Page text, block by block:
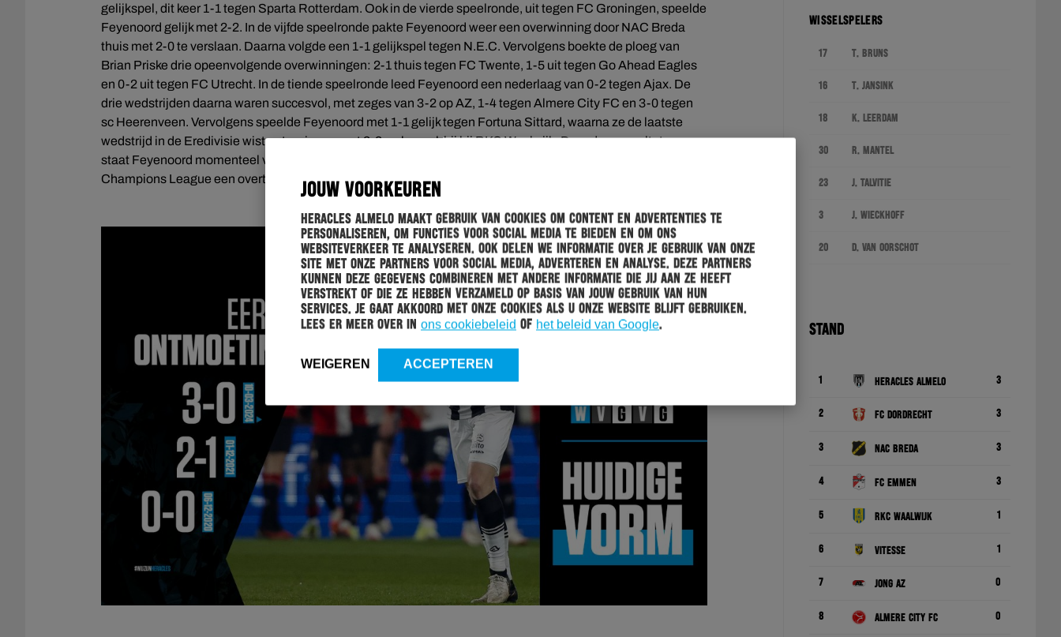
JOUW VOORKEUREN
Heracles Almelo maakt gebruik van cookies om content en advertenties te
personaliseren, om functies voor social media te bieden en om ons
websiteverkeer te analyseren. Ook delen we informatie over je gebruik van onze
site met onze partners voor social media, adverteren en analyse. Deze partners
kunnen deze gegevens combineren met andere informatie die jij aan ze heeft
verstrekt of die ze hebben verzameld op basis van jouw gebruik van hun
services. Je gaat akkoord met onze cookies als u onze website blijft gebruiken.
Lees er meer over in ons cookiebeleid of het beleid van Google.
WEIGEREN ACCEPTEREN
gelijkspel, dit keer 1-1 tegen Sparta Rotterdam. Ook in de vierde speelronde, uit tegen FC Groningen, speelde
Feyenoord gelijk met 2-2. In de vijfde speelronde pakte Feyenoord weer een overwinning door NAC Breda
thuis met 2-0 te verslaan. Daarna volgde een 1-1 gelijkspel tegen N.E.C. Vervolgens boekte de ploeg van
Brian Priske drie opeenvolgende overwinningen: 2-1 thuis tegen FC Twente, 1-5 uit tegen Go Ahead Eagles
en 0-2 uit tegen FC Utrecht. In de tiende speelronde leed Feyenoord een nederlaag van 0-2 tegen Ajax. De
drie wedstrijden daarna waren succesvol, met zeges van 3-2 op AZ, 1-4 tegen Almere City FC en 3-0 tegen
sc Heerenveen. Vervolgens speelde Feyenoord met 1-1 gelijk tegen Fortuna Sittard, waarna ze de laatste
wedstrijd in de Eredivisie wisten te winnen met 2-3 op bezoek bij bij RKC Waalwijk. Door deze resultaten
staat Feyenoord momenteel vierde op de ranglijst. Afgelopen woensdag boekten de Rotterdammers in de
Champions League een overtuigende 4-2 overwinning op Sparta Praag.
WISSELSPELERS
17 T. Bruns
16 T. Jansink
18 K. Leerdam
30 R. Mantel
23 J. Talvitie
3 J. Wieckhoff
20 D. van Oorschot
STAND
1 Heracles Almelo 3
2 FC Dordrecht 3
3 NAC Breda 3
4 FC Emmen 3
5 RKC Waalwijk 1
6 Vitesse 1
7 Jong AZ 0
8 Almere City FC 0